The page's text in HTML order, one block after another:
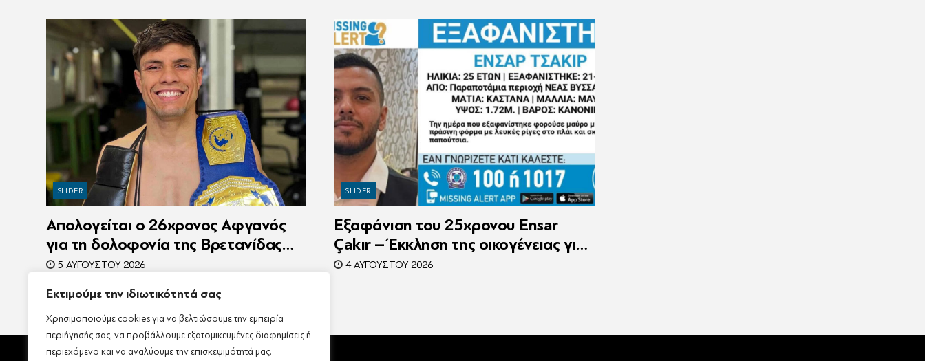
Εκτιμούμε την ιδιωτικότητά σας
Χρησιμοποιούμε cookies για να βελτιώσουμε την εμπειρία
περιήγησής σας, να προβάλλουμε εξατομικευμένες διαφημίσεις ή
περιεχόμενο και να αναλύουμε την επισκεψιμότητά μας.
συνιδιοκτήτρια
SLIDER
Απολογείται ο 26χρονος Αφγανός
για τη δολοφονία της Βρετανίδας
στην Κυψέλη – Η ιστορία του είχε
5 ΑΥΓΟΎΣΤΟΥ 2026
SLIDER
Εξαφάνιση του 25χρονου Ensar
Çakır – Έκκληση της οικογένειας για
βοήθεια στον εντοπισμό του
4 ΑΥΓΟΎΣΤΟΥ 2026